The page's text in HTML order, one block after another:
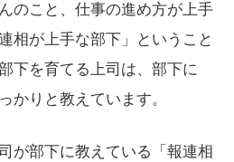
のこと、仕事の進め方が上手
相が上手な部下」ということ
下を育てる上司は、部下に
かりと教えています。
が部下に教えている「報連相